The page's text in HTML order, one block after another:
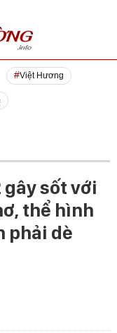
Việt Hương
sốt với
thể hình
phải dè